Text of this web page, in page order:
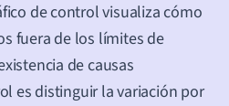
de control visualiza cómo
fuera de los límites de
de causas
es distinguir la variación por